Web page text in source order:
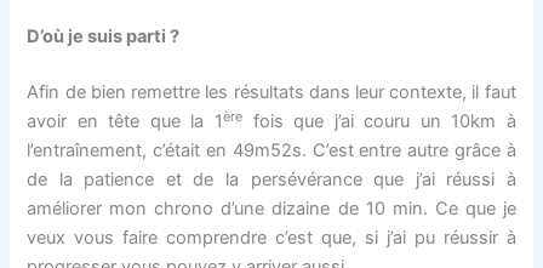
D’où je suis parti ?
Afin de bien remettre les résultats dans leur contexte, il faut
avoir en tête que la 1ère
fois que j’ai couru un 10km à
l’entraînement, c’était en 49m52s. C’est entre autre grâce à
de la patience et de la persévérance que j’ai réussi à
améliorer mon chrono d’une dizaine de 10 min. Ce que je
veux vous faire comprendre c’est que, si j’ai pu réussir à